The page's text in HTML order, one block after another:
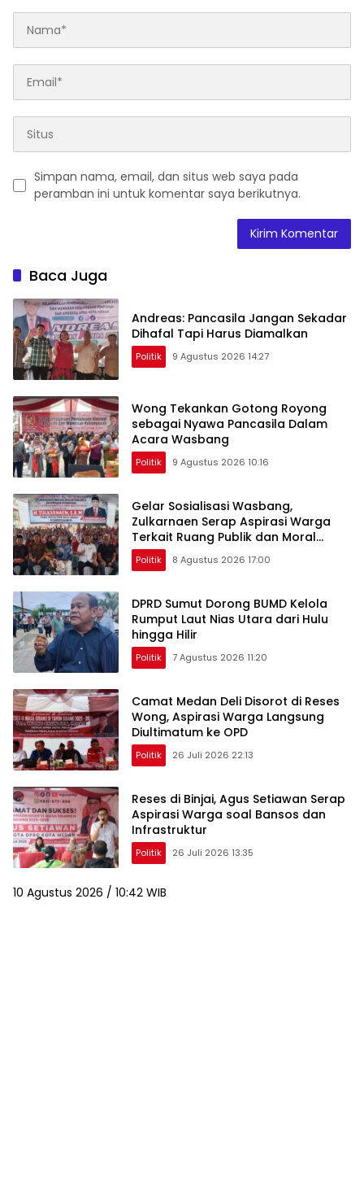
Simpan nama, email, dan situs web saya pada
peramban ini untuk komentar saya berikutnya.
Baca Juga
Andreas: Pancasila Jangan Sekadar
Dihafal Tapi Harus Diamalkan
Politik 9 Agustus 2026 14:27
Wong Tekankan Gotong Royong
sebagai Nyawa Pancasila Dalam
Acara Wasbang
Politik 9 Agustus 2026 10:16
Gelar Sosialisasi Wasbang,
Zulkarnaen Serap Aspirasi Warga
Terkait Ruang Publik dan Moral
Generasi
Politik 8 Agustus 2026 17:00
DPRD Sumut Dorong BUMD Kelola
Rumput Laut Nias Utara dari Hulu
hingga Hilir
Politik 7 Agustus 2026 11:20
Camat Medan Deli Disorot di Reses
Wong, Aspirasi Warga Langsung
Diultimatum ke OPD
Politik 26 Juli 2026 22:13
Reses di Binjai, Agus Setiawan Serap
Aspirasi Warga soal Bansos dan
Infrastruktur
Politik 26 Juli 2026 13:35
10 Agustus 2026 / 10:42 WIB